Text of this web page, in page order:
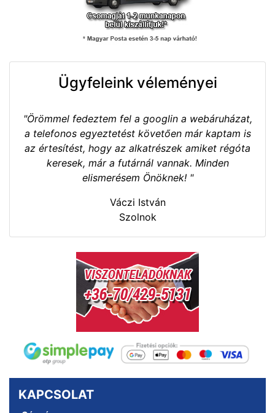
Ügyfeleink véleményei
"Örömmel fedeztem fel a googlin a webáruházat,
a telefonos egyeztetést követően már kaptam is
az értesítést, hogy az alkatrészek amiket régóta
keresek, már a futárnál vannak. Minden
elismerésem Önöknek! "
Váczi István
Szolnok
KAPCSOLAT